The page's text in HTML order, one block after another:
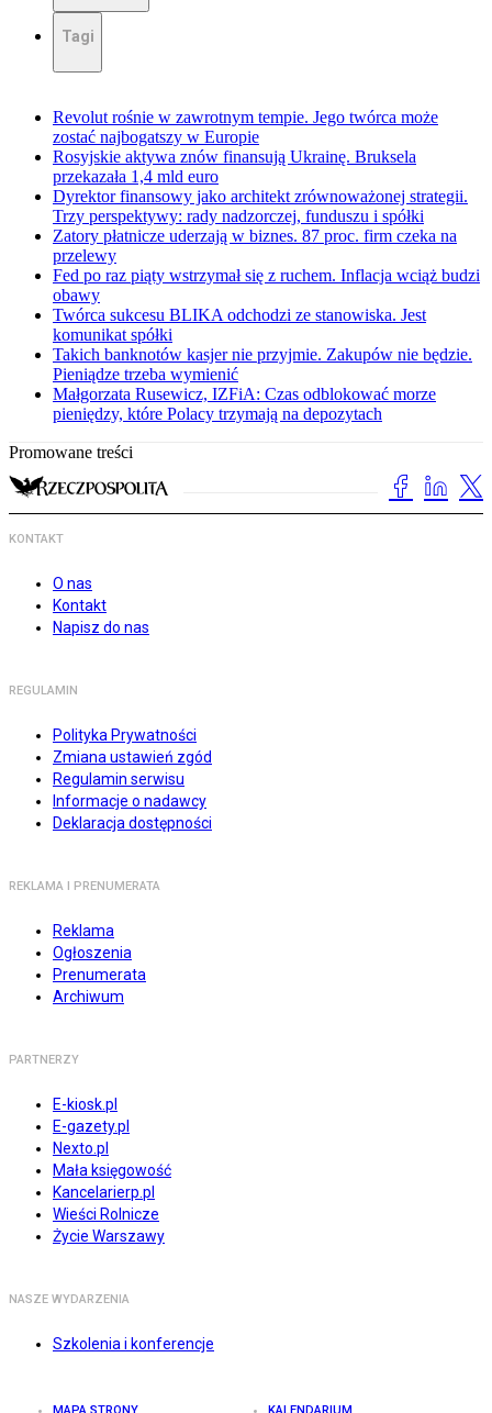
Tagi
Revolut rośnie w zawrotnym tempie. Jego twórca może
zostać najbogatszy w Europie
Rosyjskie aktywa znów finansują Ukrainę. Bruksela
przekazała 1,4 mld euro
Dyrektor finansowy jako architekt zrównoważonej strategii.
Trzy perspektywy: rady nadzorczej, funduszu i spółki
Zatory płatnicze uderzają w biznes. 87 proc. firm czeka na
przelewy
Fed po raz piąty wstrzymał się z ruchem. Inflacja wciąż budzi
obawy
Twórca sukcesu BLIKA odchodzi ze stanowiska. Jest
komunikat spółki
Takich banknotów kasjer nie przyjmie. Zakupów nie będzie.
Pieniądze trzeba wymienić
Małgorzata Rusewicz, IZFiA: Czas odblokować morze
pieniędzy, które Polacy trzymają na depozytach
Promowane treści
KONTAKT
O nas
Kontakt
Napisz do nas
REGULAMIN
Polityka Prywatności
Zmiana ustawień zgód
Regulamin serwisu
Informacje o nadawcy
Deklaracja dostępności
REKLAMA I PRENUMERATA
Reklama
Ogłoszenia
Prenumerata
Archiwum
PARTNERZY
E-kiosk.pl
E-gazety.pl
Nexto.pl
Mała księgowość
Kancelarierp.pl
Wieści Rolnicze
Życie Warszawy
NASZE WYDARZENIA
Szkolenia i konferencje